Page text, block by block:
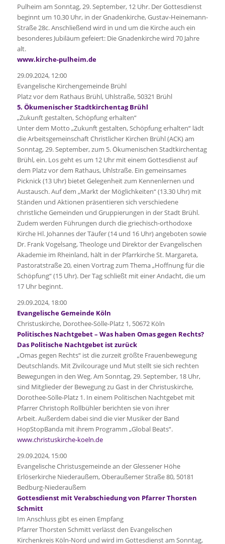
Pulheim am Sonntag, 29. September, 12 Uhr. Der Gottesdienst
beginnt um 10.30 Uhr, in der Gnadenkirche, Gustav-Heinemann-
Straße 28c. Anschließend wird in und um die Kirche auch ein
besonderes Jubiläum gefeiert: Die Gnadenkirche wird 70 Jahre
alt.
www.kirche-pulheim.de
29.09.2024, 12:00
Evangelische Kirchengemeinde Brühl
Platz vor dem Rathaus Brühl, Uhlstraße, 50321 Brühl
5. Ökumenischer Stadtkirchentag Brühl
„Zukunft gestalten, Schöpfung erhalten“
Unter dem Motto „Zukunft gestalten, Schöpfung erhalten“ lädt
die Arbeitsgemeinschaft Christlicher Kirchen Brühl (ACK) am
Sonntag, 29. September, zum 5. Ökumenischen Stadtkirchentag
Brühl, ein. Los geht es um 12 Uhr mit einem Gottesdienst auf
dem Platz vor dem Rathaus, Uhlstraße. Ein gemeinsames
Picknick (13 Uhr) bietet Gelegenheit zum Kennenlernen und
Austausch. Auf dem „Markt der Möglichkeiten“ (13.30 Uhr) mit
Ständen und Aktionen präsentieren sich verschiedene
christliche Gemeinden und Gruppierungen in der Stadt Brühl.
Zudem werden Führungen durch die griechisch-orthodoxe
Kirche Hl. Johannes der Täufer (14 und 16 Uhr) angeboten sowie
Dr. Frank Vogelsang, Theologe und Direktor der Evangelischen
Akademie im Rheinland, hält in der Pfarrkirche St. Margareta,
Pastoratstraße 20, einen Vortrag zum Thema „Hoffnung für die
Schöpfung“ (15 Uhr). Der Tag schließt mit einer Andacht, die um
17 Uhr beginnt.
29.09.2024, 18:00
Evangelische Gemeinde Köln
Christuskirche, Dorothee-Sölle-Platz 1, 50672 Köln
Politisches Nachtgebet – Was haben Omas gegen Rechts?
Das Politische Nachtgebet ist zurück
„Omas gegen Rechts“ ist die zurzeit größte Frauenbewegung
Deutschlands. Mit Zivilcourage und Mut stellt sie sich rechten
Bewegungen in den Weg. Am Sonntag, 29. September, 18 Uhr,
sind Mitglieder der Bewegung zu Gast in der Christuskirche,
Dorothee-Sölle-Platz 1. In einem Politischen Nachtgebet mit
Pfarrer Christoph Rollbühler berichten sie von ihrer
Arbeit. Außerdem dabei sind die vier Musiker der Band
HopStopBanda mit ihrem Programm „Global Beats“.
www.christuskirche-koeln.de
29.09.2024, 15:00
Evangelische Christusgemeinde an der Glessener Höhe
Erlöserkirche Niederaußem, Oberaußemer Straße 80, 50181
Bedburg-Niederaußem
Gottesdienst mit Verabschiedung von Pfarrer Thorsten
Schmitt
Im Anschluss gibt es einen Empfang
Pfarrer Thorsten Schmitt verlässt den Evangelischen
Kirchenkreis Köln-Nord und wird im Gottesdienst am Sonntag,